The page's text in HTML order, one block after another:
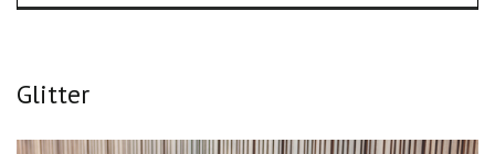
Glitter